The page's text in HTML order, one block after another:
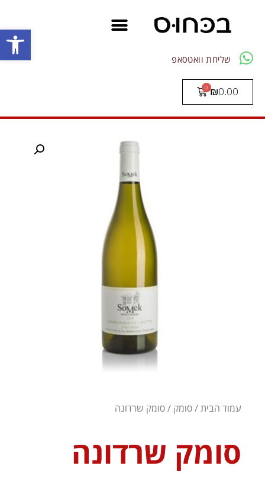
פתח
שליחת וואטסאפ
₪0.00
עמוד הבית/סומק / סומק שרדונה
סומק שרדונה